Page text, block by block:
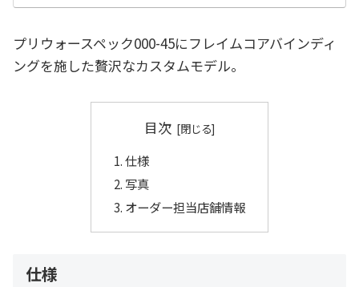
プリウォースペック000-45にフレイムコアバインディ
ングを施した贅沢なカスタムモデル。
目次
仕様
写真
オーダー担当店舗情報
仕様